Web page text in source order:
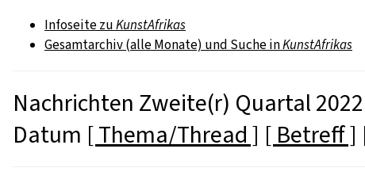
Infoseite zuKunstAfrikas
Gesamtarchiv (alle Monate) und Suche inKunstAfrikas
Nachrichten Zweite(r) Quartal
Datum [ Thema/Thread ] [ Betreff ]